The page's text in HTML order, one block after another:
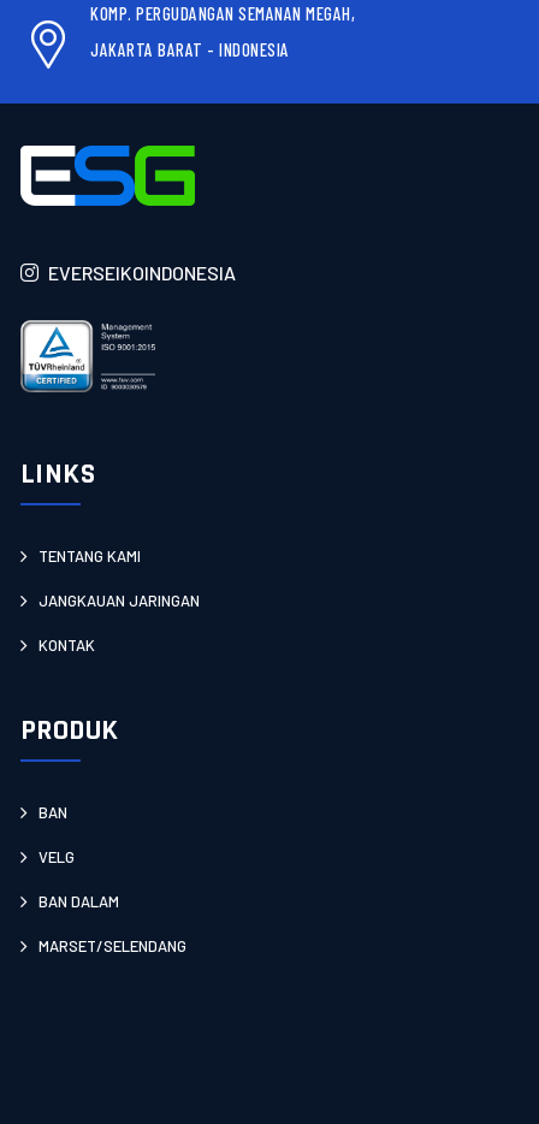
KOMP. PERGUDANGAN SEMANAN MEGAH,
JAKARTA BARAT - INDONESIA
EVERSEIKOINDONESIA
LINKS
TENTANG KAMI
JANGKAUAN JARINGAN
KONTAK
PRODUK
BAN
VELG
BAN DALAM
MARSET/SELENDANG